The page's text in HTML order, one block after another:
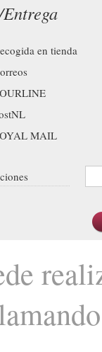
en tienda
MAIL